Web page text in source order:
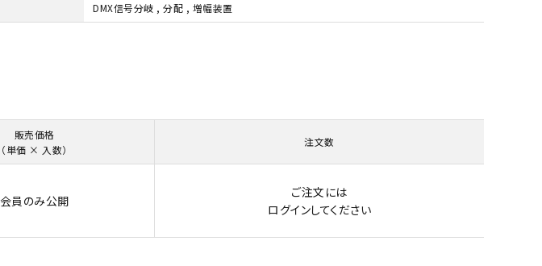
DMX信号分岐 , 分配 , 増幅装置
販売価格
（単価 × 入数）
注文数
会員のみ公開
ご注文には
ログインしてください